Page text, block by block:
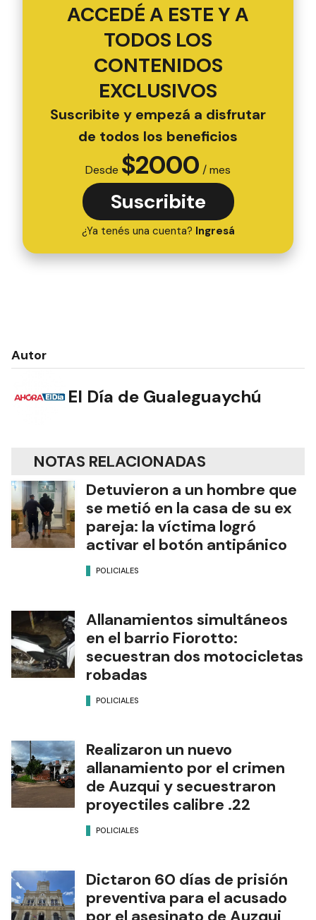
ACCEDÉ A ESTE Y A
TODOS LOS
CONTENIDOS
EXCLUSIVOS
Suscribite y empezá a disfrutar
de todos los beneficios
Desde $2000 / mes
Suscribite
¿Ya tenés una cuenta? Ingresá
Autor
El Día de Gualeguaychú
NOTAS RELACIONADAS
Detuvieron a un hombre que
se metió en la casa de su ex
pareja: la víctima logró
activar el botón antipánico
POLICIALES
Allanamientos simultáneos
en el barrio Fiorotto:
secuestran dos motocicletas
robadas
POLICIALES
Realizaron un nuevo
allanamiento por el crimen
de Auzqui y secuestraron
proyectiles calibre .22
POLICIALES
Dictaron 60 días de prisión
preventiva para el acusado